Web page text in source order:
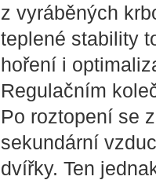
z vyráběných
teplené stability
hoření i
Regulačním
Po roztopení se
sekundární
dvířky. Ten